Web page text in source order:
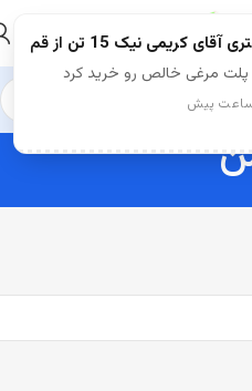
آقای کریمی نیک 15 تن از قم
پلت مرغی خالص رو خرید کرد